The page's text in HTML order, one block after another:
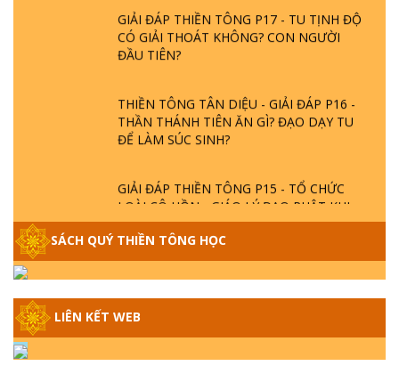
GIẢI ĐÁP THIỀN TÔNG P17 - TU TỊNH ĐỘ
CÓ GIẢI THOÁT KHÔNG? CON NGƯỜI
ĐẦU TIÊN?
THIỀN TÔNG TÂN DIỆU - GIẢI ĐÁP P16 -
THẦN THÁNH TIÊN ĂN GÌ? ĐẠO DẠY TU
ĐỂ LÀM SÚC SINH?
GIẢI ĐÁP THIỀN TÔNG P15 - TỔ CHỨC
LOÀI CÔ HỒN - GIÁO LÝ ĐẠO PHẬT KHI
GIẢI ĐÁP THIỀN TÔNG ĐẶC BIỆT - P14 -
NGUỒN GỐC ÂM LỊCH DƯƠNG LỊCH -
TẦNG BÌNH LƯU LỚN ĐẾN ĐÂU
SÁCH QUÝ THIỀN TÔNG HỌC
LIÊN KẾT WEB